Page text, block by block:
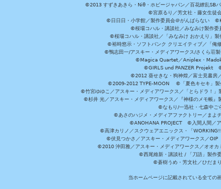
©2013 すずきあきら・Niθ・ホビージャパン／百花繚乱
©宮原るり／芳文社・藤女生徒
©日日日・小学館／製作委員会＠がんばらない
©桜場コハル・講談社／みなみけ製作
©桜場コハル・講談社／「みなみけ おかえり」
©裕時悠示・ソフトバンク クリエイティブ／「
©鴨志田一/アスキー・メディアワークス/さく
©Magica Quartet／Aniplex・
©GIRLS und PANZER Projekt ©
©2012 葵せきな・狗神煌／富士見書
©2009-2012 TYPE-MOON ©「夏色キセキ」製
©竹宮ゆゆこ／アスキー・メディアワークス／「とらドラ！
©杉井 光／アスキー・メディアワークス／『神様のメモ帳
©なもり/一迅社・七森中
©あさのハジメ・メディアファクトリー／ま
©ANOHANA PROJECT ©入間人間／ア
©高津カリノ／スクウェアエニックス・「
©伏見つかさ／アスキー・メディアワークス／
©2010 沖田雅／アスキー・メディアワークス／オオ
©西尾維新・講談社 / 「刀語」製作
©蒼樹うめ・芳文社／ひだま
当ホームページに記載されている全ての